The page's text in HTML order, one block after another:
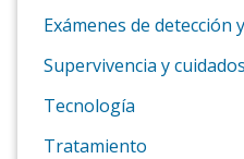
Exámenes de detección
Supervivencia y
Tecnología
Tratamiento